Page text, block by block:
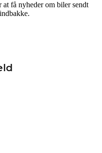
få nyheder om biler sendt